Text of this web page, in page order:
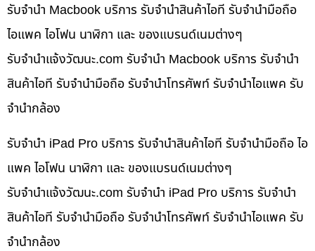
รับจำนำ Macbook บริการ รับจำนำสินค้าไอที รับจำนำมือถือ
ไอแพค ไอโฟน นาฬิกา และ ของแบรนด์เนมต่างๆ
รับจํานําแจ้งวัฒนะ.com รับจำนำ Macbook บริการ รับจำนำ
สินค้าไอที รับจำนำมือถือ รับจำนำโทรศัพท์ รับจำนำไอแพค รับ
จำนำกล้อง
รับจำนำ iPad Pro บริการ รับจำนำสินค้าไอที รับจำนำมือถือ ไอ
แพค ไอโฟน นาฬิกา และ ของแบรนด์เนมต่างๆ
รับจํานําแจ้งวัฒนะ.com รับจำนำ iPad Pro บริการ รับจำนำ
สินค้าไอที รับจำนำมือถือ รับจำนำโทรศัพท์ รับจำนำไอแพค รับ
จำนำกล้อง